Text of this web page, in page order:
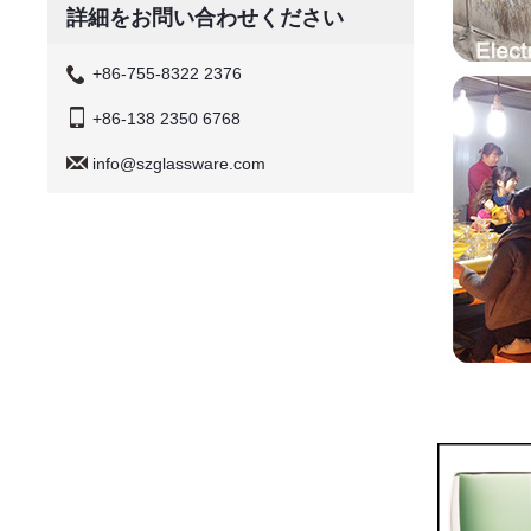
詳細をお問い合わせください
+86-755-8322 2376
+86-138 2350 6768
info@szglassware.com